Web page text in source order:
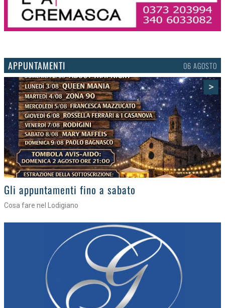
APPUNTAMENTI 03 AGOSTO
>
Gli eventi della settimana
Tra torte, cinema e musica live